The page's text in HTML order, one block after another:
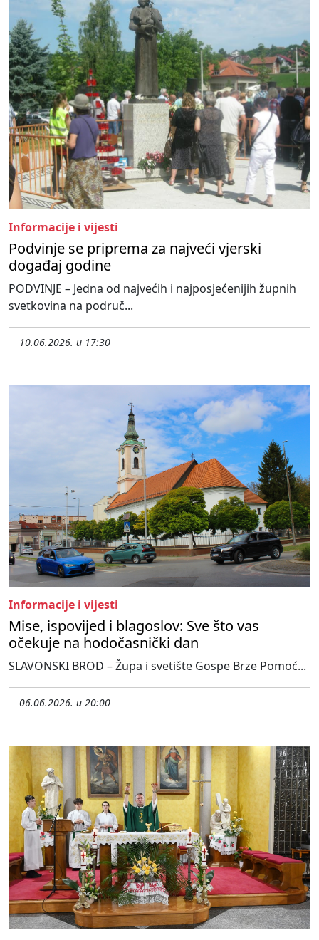
Informacije i vijesti
Podvinje se priprema za najveći vjerski
događaj godine
PODVINJE – Jedna od najvećih i najposjećenijih župnih
svetkovina na područ...
10.06.2026. u 17:30
Informacije i vijesti
Mise, ispovijed i blagoslov: Sve što vas
očekuje na hodočasnički dan
SLAVONSKI BROD – Župa i svetište Gospe Brze Pomoć...
06.06.2026. u 20:00